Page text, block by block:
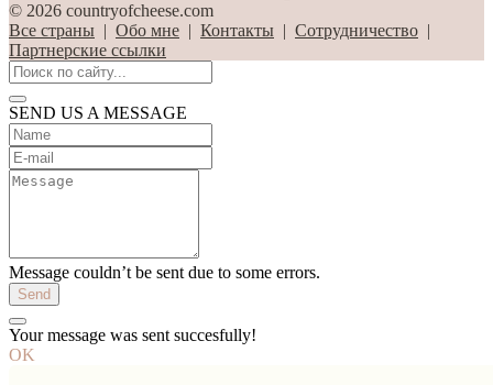
© 2026 countryofcheese.com
Все страны | Обо мне | Контакты | Сотрудничество |
Партнерские ссылки
SEND US A MESSAGE
Message couldn’t be sent due to some errors.
Send
Your message was sent succesfully!
OK